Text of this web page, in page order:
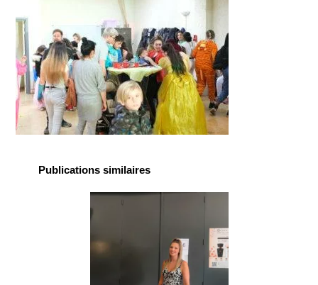
Publications similaires